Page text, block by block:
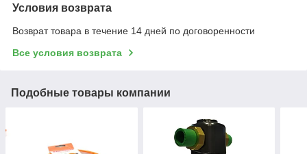
Условия возврата
Возврат товара в течение 14 дней по договоренности
Все условия возврата
Подобные товары компании